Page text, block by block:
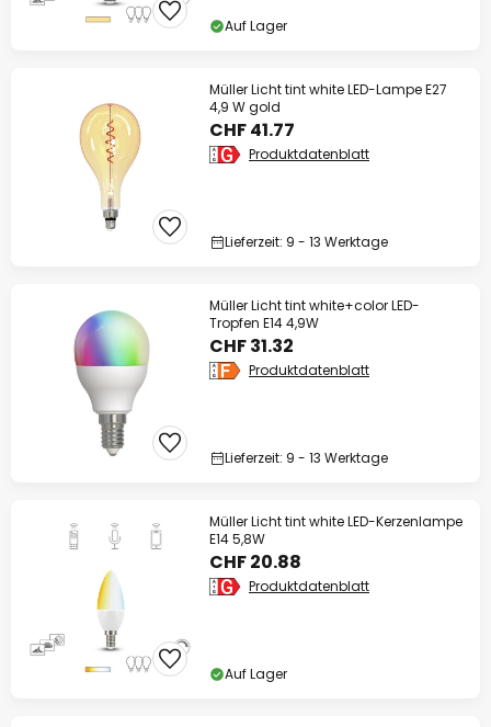
Auf Lager
Müller Licht tint white LED-Lampe E27
4,9 W gold
CHF 41.77
Produktdatenblatt
Lieferzeit: 9 - 13 Werktage
Müller Licht tint white+color LED-
Tropfen E14 4,9W
CHF 31.32
Produktdatenblatt
Lieferzeit: 9 - 13 Werktage
Müller Licht tint white LED-Kerzenlampe
E14 5,8W
CHF 20.88
Produktdatenblatt
Auf Lager